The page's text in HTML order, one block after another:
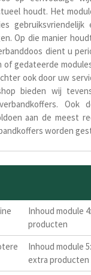
houdt. Het
Op die manier
dient u
gedateerde
ook door uw
bieden wij
Ook
aan de meest
worden
Inhoud module
producten
Inhoud module
extra producten